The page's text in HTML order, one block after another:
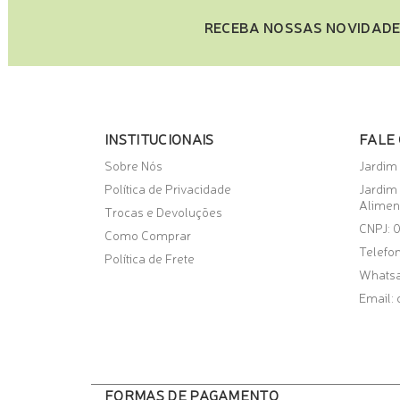
RECEBA NOSSAS
INSTITUCIONAIS
Sobre Nós
Política de Privacidade
Trocas e Devoluções
Como Comprar
Política de Frete
FALE
CNPJ:
Email:
FORMAS DE PAGAMENTO